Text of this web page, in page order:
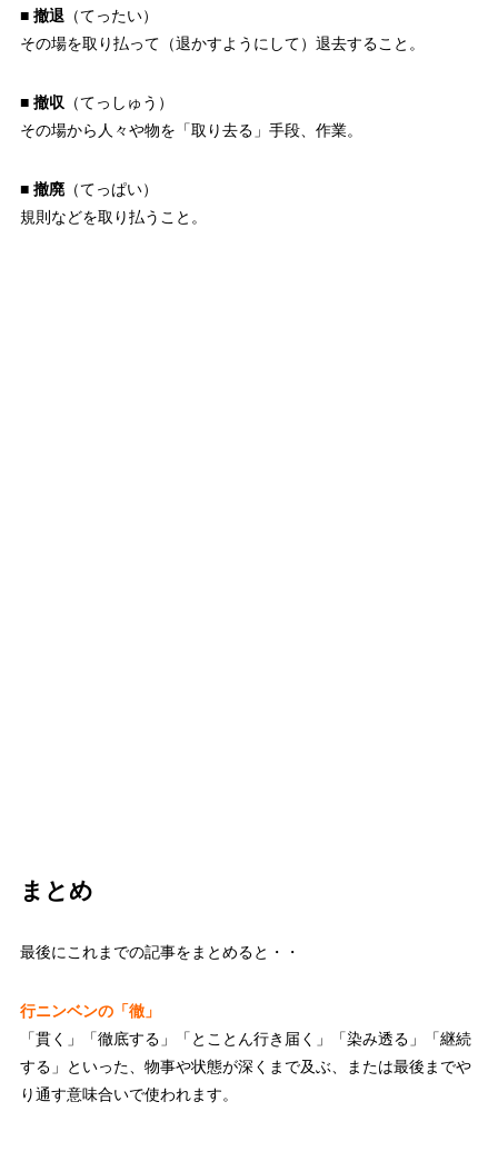
■ 撤退（てったい）
その場を取り払って（退かすようにして）退去すること。
■ 撤収（てっしゅう）
その場から人々や物を「取り去る」手段、作業。
■ 撤廃（てっぱい）
規則などを取り払うこと。
まとめ
最後にこれまでの記事をまとめると・・
行ニンベンの「徹」
「貫く」「徹底する」「とことん行き届く」「染み透る」「継続
する」といった、物事や状態が深くまで及ぶ、または最後までや
り通す意味合いで使われます。